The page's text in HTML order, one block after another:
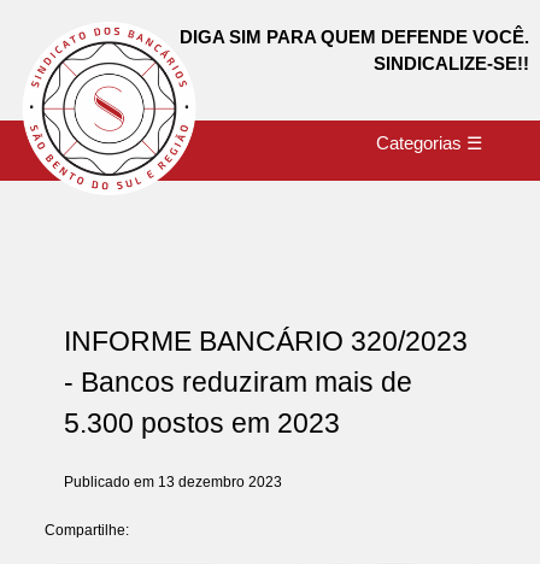
DIGA SIM PARA QUEM DEFENDE VOCÊ.
SINDICALIZE-SE!!
Categorias ☰
INFORME BANCÁRIO 320/2023
- Bancos reduziram mais de
5.300 postos em 2023
Publicado em 13 dezembro 2023
Compartilhe: